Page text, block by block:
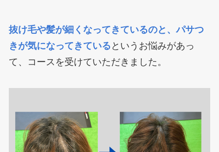
抜け毛や髪が細くなってきているのと、パサつ
きが気になってきているというお悩みがあっ
て、コースを受けていただきました。